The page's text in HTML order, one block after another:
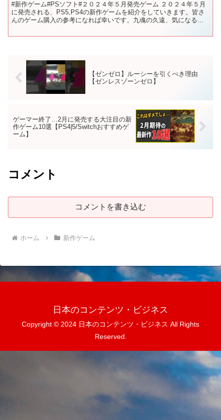
#新作ゲーム#PSソフト#２０２４年５月発売ゲーム ２０２４年５月
に発売される、PS5,PS4の新作ゲームを紹介をしていきます。皆さ
んのゲーム購入の参考になれば幸いです。九魂の久遠、気になる
【ゼンゼロ】ルーシーを引くべき理由
【ゼンレスゾーンゼロ】
ゲーマー終了…2月に発売する大注目の新
作ゲーム10選【PS4|5/Switchおすすめゲ
ーム】
コメント
コメントを書き込む
ホーム 新作ゲーム
日本のコンテンツ・ビジネス
Copyright © 2024 日本のコンテンツ・ビジネス All Rights
Reserved.